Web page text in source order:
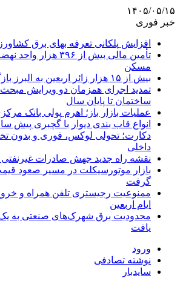
۱۴۰۵/۰۵/۱۵
خبر فوری
افزایش پلکانی تعرفه بهای برق
تأمین مالی بیش از
مسکن
بیش از ۱۵ هزار زائر اربعین به البرز بازگشتند
ساختمان تا پایان سال
عملیات بازار باز؛ اهرم پولی بانک
انواع قاب بندی دیوار با گچبری پیش
دکارت؛ تحولی لوکس، فوری و بدون
داخلی
نقشه راه جدید جهش صادرات
بازار موتورسیکلت در مسیر صعود
گرفت
ممنوعیت رجیستری تلفن همراه و
ایام اربعین
محدودیت برق شهرک‌های صنعتی به
یافت
ورود
نوشته تصادفی
سایدبار